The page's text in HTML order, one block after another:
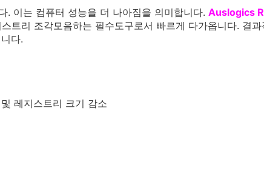
. 이는 컴퓨터 성능을 더 나아짐을 의미합니다. Auslogics
트리 조각모음하는 필수도구로서 빠르게 다가옵니다. 결
다.
레지스트리 크기 감소